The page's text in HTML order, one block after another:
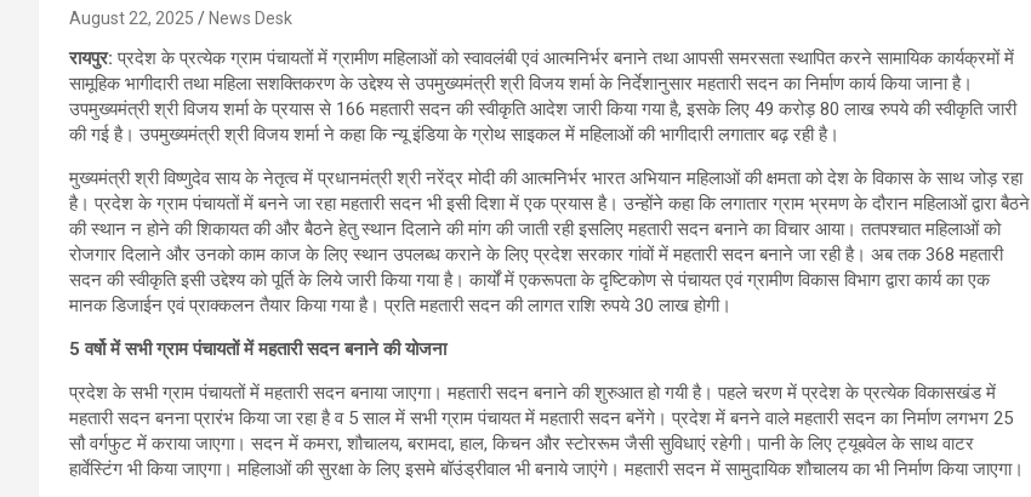
August 22, 2025 News Desk
रायपुर:प्रदेश के प्रत्येक ग्राम पंचायतों में ग्रामीण महिलाओं को स्वावलंबी एवं आत्मनिर्भर बनाने तथा आपसी समरसता स्थापित करने सामायिक कार्यक्रमों में
सामूहिक भागीदारी तथा महिला सशक्तिकरण के उद्देश्य से उपमुख्यमंत्री श्री विजय शर्मा के निर्देशानुसार महतारी सदन का निर्माण कार्य किया जाना है।
उपमुख्यमंत्री श्री विजय शर्मा के प्रयास से 166 महतारी सदन की स्वीकृति आदेश जारी किया गया है, इसके लिए 49 करोड़ 80 लाख रुपये की स्वीकृति जारी
की गई है। उपमुख्यमंत्री श्री विजय शर्मा ने कहा कि न्यू इंडिया के ग्रोथ साइकल में महिलाओं की भागीदारी लगातार बढ़ रही है।
मुख्यमंत्री श्री विष्णुदेव साय के नेतृत्व में प्रधानमंत्री श्री नरेंद्र मोदी की आत्मनिर्भर भारत अभियान महिलाओं की क्षमता को देश के विकास के साथ जोड़ रहा
है। प्रदेश के ग्राम पंचायतों में बनने जा रहा महतारी सदन भी इसी दिशा में एक प्रयास है। उन्होंने कहा कि लगातार ग्राम भ्रमण के दौरान महिलाओं द्वारा बैठने
की स्थान न होने की शिकायत की और बैठने हेतु स्थान दिलाने की मांग की जाती रही इसलिए महतारी सदन बनाने का विचार आया। ततपश्चात महिलाओं को
रोजगार दिलाने और उनको काम काज के लिए स्थान उपलब्ध कराने के लिए प्रदेश सरकार गांवों में महतारी सदन बनाने जा रही है। अब तक 368 महतारी
सदन की स्वीकृति इसी उद्देश्य को पूर्ति के लिये जारी किया गया है। कार्यों में एकरूपता के दृष्टिकोण से पंचायत एवं ग्रामीण विकास विभाग द्वारा कार्य का एक
मानक डिजाईन एवं प्राक्कलन तैयार किया गया है। प्रति महतारी सदन की लागत राशि रुपये 30 लाख होगी।
5 वर्षो में सभी ग्राम पंचायतों में महतारी सदन बनाने की योजना
प्रदेश के सभी ग्राम पंचायतों में महतारी सदन बनाया जाएगा। महतारी सदन बनाने की शुरुआत हो गयी है। पहले चरण में प्रदेश के प्रत्येक विकासखंड में
महतारी सदन बनना प्रारंभ किया जा रहा है व 5 साल में सभी ग्राम पंचायत में महतारी सदन बनेंगे। प्रदेश में बनने वाले महतारी सदन का निर्माण लगभग 25
सौ वर्गफुट में कराया जाएगा। सदन में कमरा, शौचालय, बरामदा, हाल, किचन और स्टोररूम जैसी सुविधाएं रहेगी। पानी के लिए ट्यूबवेल के साथ वाटर
हार्वेस्टिंग भी किया जाएगा। महिलाओं की सुरक्षा के लिए इसमे बॉउंड्रीवाल भी बनाये जाएंगे। महतारी सदन में सामुदायिक शौचालय का भी निर्माण किया जाएगा।